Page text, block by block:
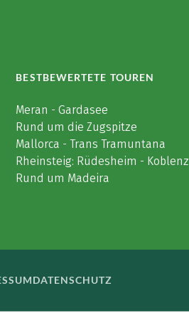
BESTBEWERTETE TOUREN
Meran - Gardasee
Rund um die Zugspitze
Mallorca - Trans Tramuntana
Rheinsteig: Rüdesheim - Koblenz
Rund um Madeira
DATENSCHUTZ